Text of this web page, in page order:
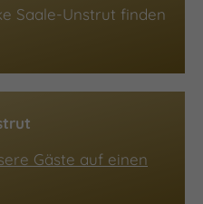
Saale-Unstrut finden
Gäste auf einen